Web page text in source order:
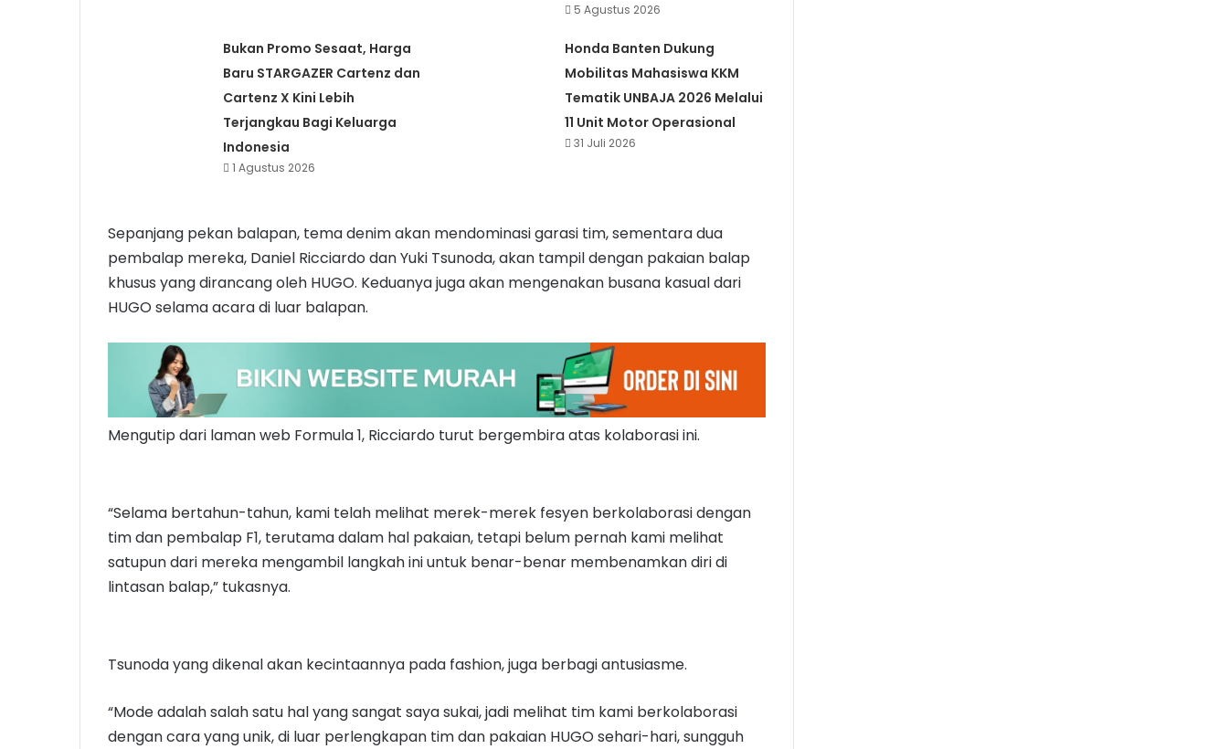
5 Agustus 2026
Bukan Promo Sesaat, Harga
Baru STARGAZER Cartenz dan
Cartenz X Kini Lebih
Terjangkau Bagi Keluarga
Indonesia
1 Agustus 2026
Honda Banten Dukung
Mobilitas Mahasiswa KKM
Tematik UNBAJA 2026 Melalui
11 Unit Motor Operasional
31 Juli 2026
Sepanjang pekan balapan, tema denim akan mendominasi garasi tim, sementara dua
pembalap mereka, Daniel Ricciardo dan Yuki Tsunoda, akan tampil dengan pakaian balap
khusus yang dirancang oleh HUGO. Keduanya juga akan mengenakan busana kasual dari
HUGO selama acara di luar balapan.
Mengutip dari laman web Formula 1, Ricciardo turut bergembira atas kolaborasi ini.
“Selama bertahun-tahun, kami telah melihat merek-merek fesyen berkolaborasi dengan
tim dan pembalap F1, terutama dalam hal pakaian, tetapi belum pernah kami melihat
satupun dari mereka mengambil langkah ini untuk benar-benar membenamkan diri di
lintasan balap,” tukasnya.
Tsunoda yang dikenal akan kecintaannya pada fashion, juga berbagi antusiasme.
“Mode adalah salah satu hal yang sangat saya sukai, jadi melihat tim kami berkolaborasi
dengan cara yang unik, di luar perlengkapan tim dan pakaian HUGO sehari-hari, sungguh